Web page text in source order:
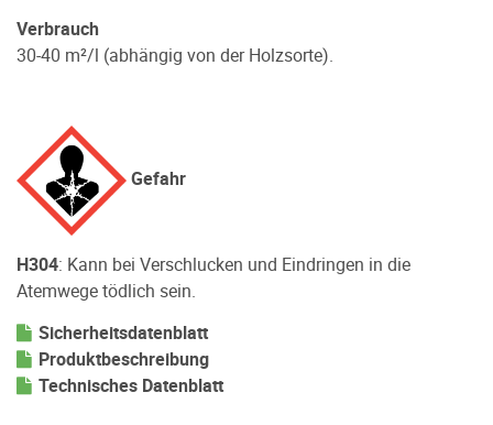
Verbrauch
30-40 m²/l (abhängig von der Holzsorte).
Gefahr
H304: Kann bei Verschlucken und Eindringen in die
Atemwege tödlich sein.
Sicherheitsdatenblatt
Produktbeschreibung
Technisches Datenblatt